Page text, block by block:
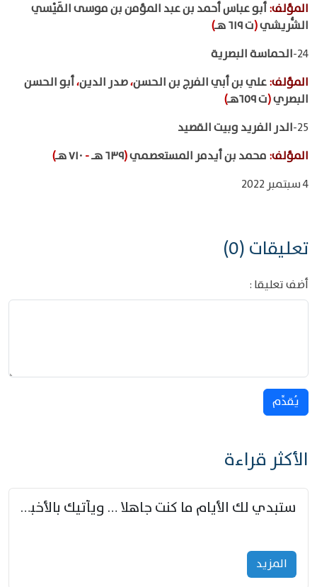
المؤلف:أبو عباس أحمد بن عبد المؤمن بن موسى القَيْسي
الشُّريشي(ت ٦١٩ هـ
)
24- الحماسة البصرية
المؤلف:علي بن أبي الفرج بن الحسن،صدر الدين،أبو الحسن
البصري(ت ٦٥٩هـ
)
25- الدر الفريد وبيت القصيد
المؤلف: محمد بن أيدمر المستعصمي(٦٣٩ هـ -
)
4 سبتمبر 2022
تعليقات (0)
أضف تعليقا :
يُقدِّم
الأكثر قراءة
ستبدي لك الأيام ما كنت جاهلا … ويأتيك بالأخبار من لم تزوّد
المزید